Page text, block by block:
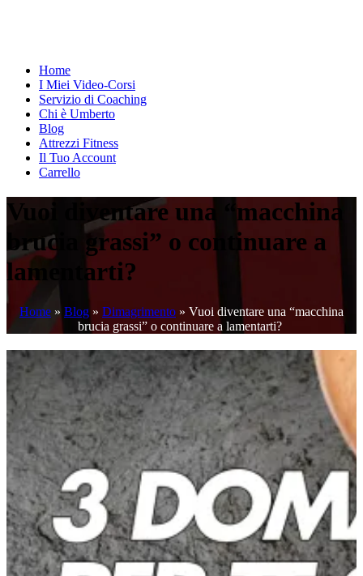
Home
I Miei Video-Corsi
Servizio di Coaching
Chi è Umberto
Blog
Attrezzi Fitness
Il Tuo Account
Carrello
Vuoi diventare una “macchina
brucia grassi” o continuare a
lamentarti?
Home » Blog » Dimagrimento » Vuoi diventare una “macchina
brucia grassi” o continuare a lamentarti?